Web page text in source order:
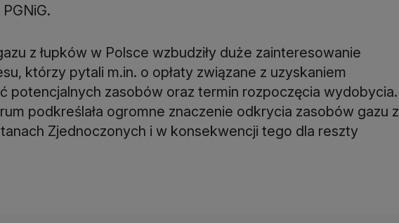
z łupków w Polsce wzbudziły duże zainteresowanie
którzy pytali m.in. o opłaty związane z uzyskaniem
potencjalnych zasobów oraz termin rozpoczęcia wydobycia.
podkreślała ogromne znaczenie odkrycia zasobów gazu z
Zjednoczonych i w konsekwencji tego dla reszty